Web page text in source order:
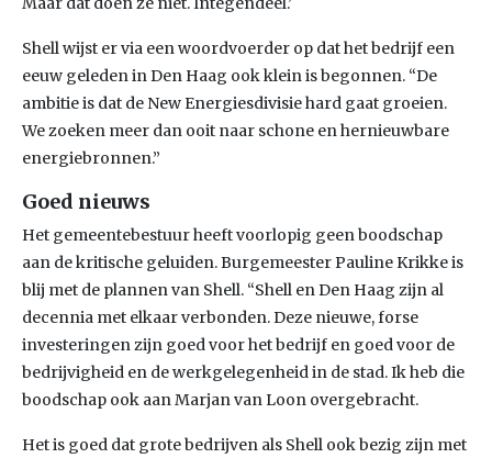
Shell wijst er via een woordvoerder op dat het bedrijf een
eeuw geleden in Den Haag ook klein is begonnen. “De
ambitie is dat de New Energiesdivisie hard gaat groeien.
We zoeken meer dan ooit naar schone en hernieuwbare
energiebronnen.”
Goed nieuws
Het gemeentebestuur heeft voorlopig geen boodschap
aan de kritische geluiden. Burgemeester Pauline Krikke is
blij met de plannen van Shell. “Shell en Den Haag zijn al
decennia met elkaar verbonden. Deze nieuwe, forse
investeringen zijn goed voor het bedrijf en goed voor de
bedrijvigheid en de werkgelegenheid in de stad. Ik heb die
boodschap ook aan Marjan van Loon overgebracht.
Het is goed dat grote bedrijven als Shell ook bezig zijn met